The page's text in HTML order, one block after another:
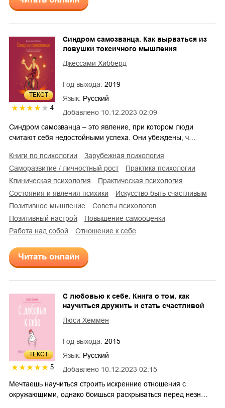
ТЕКСТ
4
Добавлено 10.12.2023 02:09
Синдром самозванца. Как вырваться из
ловушки токсичного мышления
Джессами Хибберд
Год выхода: 2019
Язык: Русский
Синдром самозванца – это явление, при котором люди
считают себя недостойными успеха. Они убеждены, ч…
книги по психологии
зарубежная психология
саморазвитие / личностный рост
практика психологии
клиническая психология
практическая психология
состояния и явления психики
искусство быть счастливым
позитивное мышление
советы психологов
позитивный настрой
повышение самооценки
работа над собой
отношение к себе
Читать онлайн
ТЕКСТ
5 Добавлено 10.12.2023 02:15
С любовью к себе. Книга о том, как
научиться дружить и стать счастливой
Люси Хеммен
Год выхода: 2015
Язык: Русский
Мечтаешь научиться строить искренние отношения с
окружающими, однако боишься раскрываться перед незн…